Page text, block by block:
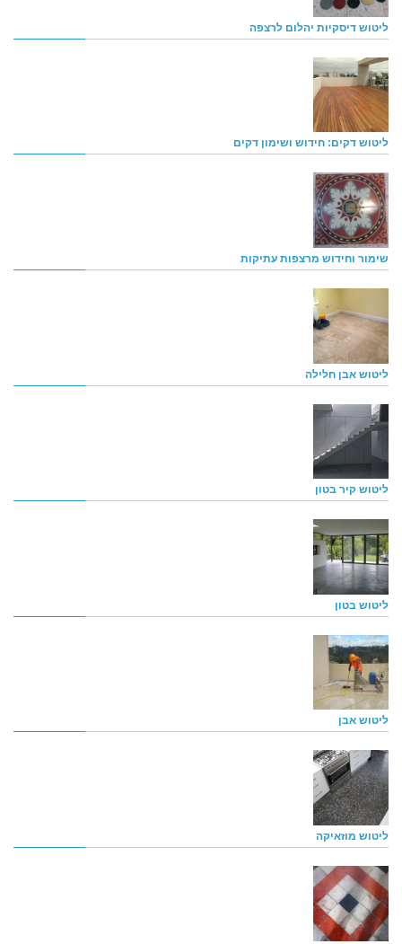
ליטוש דיסקיות יהלום לרצפה
ליטוש דקים: חידוש ושימון דקים
שימור וחידוש מרצפות עתיקות
ליטוש אבן חלילה
ליטוש קיר בטון
ליטוש בטון
ליטוש אבן
ליטוש מוזאיקה